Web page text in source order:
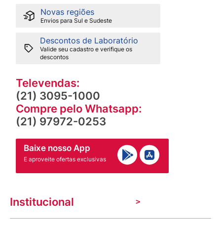
Novas regiões
Envios para Sul e Sudeste
Descontos de Laboratório
Valide seu cadastro e verifique os
descontos
Televendas:
(21) 3095-1000
Compre pelo Whatsapp:
(21) 97972-0253
Baixe nosso App
E aproveite ofertas exclusivas
Institucional
A Venancio